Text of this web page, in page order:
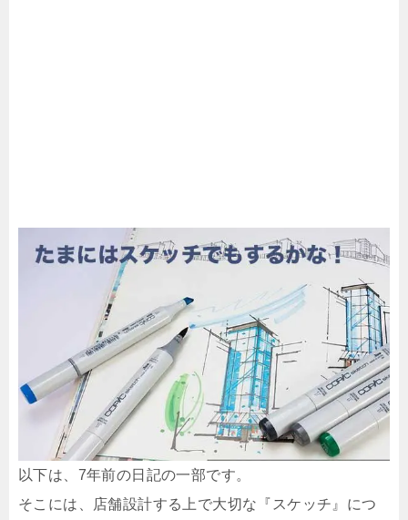
以下は、7年前の日記の一部です。
そこには、店舗設計する上で大切な『スケッチ』につ